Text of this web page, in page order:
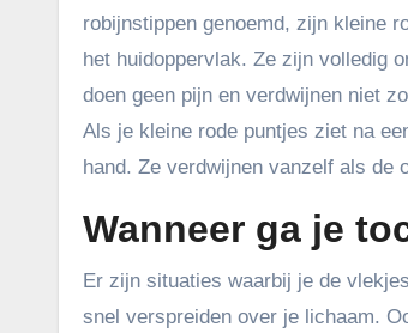
robijnstippen genoemd, zijn kleine
het huidoppervlak. Ze zijn volledig
doen geen pijn en verdwijnen niet
Als je kleine rode puntjes ziet na
hand. Ze verdwijnen vanzelf als de
Wanneer ga je
Er zijn situaties waarbij je de
snel verspreiden over je lichaam.